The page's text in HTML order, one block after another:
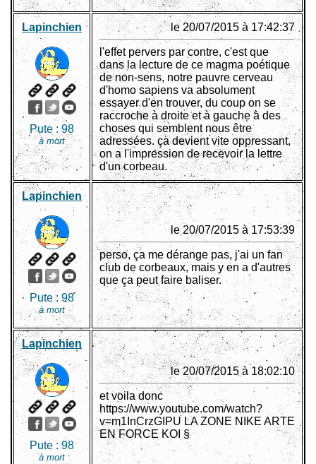
Lapinchien
Pute :98
à mort
le 20/07/2015 à 17:42:37
l'effet pervers par contre, c'est que
dans la lecture de ce magma poétique
de non-sens, notre pauvre cerveau
d'homo sapiens va absolument
essayer d'en trouver, du coup on se
raccroche à droite et à gauche à des
choses qui semblent nous être
adressées. ça devient vite oppressant,
on a l'impression de recevoir la lettre
d'un corbeau.
Lapinchien
Pute : 98
à mort
le 20/07/2015 à 17:53:39
perso, ça me dérange pas, j'ai un fan
club de corbeaux, mais y en a d'autres
que ça peut faire baliser.
Lapinchien
Pute : 98
à mort
le 20/07/2015 à 18:02:10
et voila donc
https://www.youtube.com/watch?
v=m1InCrzGIPU LA ZONE NIKE ARTE
EN FORCE KOI §